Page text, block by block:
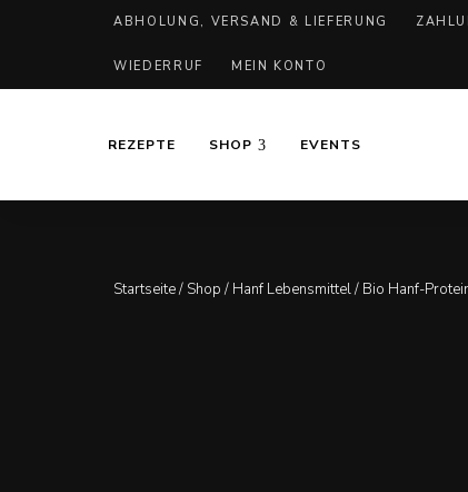
ABHOLUNG, VERSAND & LIEFERUNG
WIEDERRUF MEIN KONTO
REZEPTE SHOP EVENTS
Startseite/ Shop / Hanf Lebensmittel/ Bio Hanf-